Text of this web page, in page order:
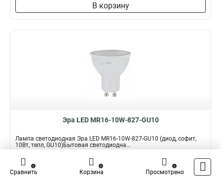
В корзину
Эра LED MR16-10W-827-GU10
Лампа светодиодная Эра LED MR16-10W-827-GU10 (диод, софит,
10Вт, тепл, GU10)Бытовая светодиодна...
Подробнее
Наличие:
Сравнить
0
Корзина
0
Просмотрено
0